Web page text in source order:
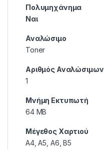
Πολυμηχάνημα
Ναι
Αναλώσιμο
Toner
Αριθμός Αναλώσιμων
1
Μνήμη Εκτυπωτή
64 MB
Μέγεθος Χαρτιού
A4, A5, A6, B5